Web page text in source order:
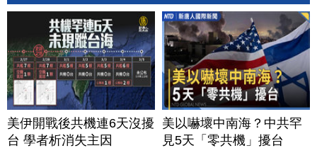
美伊開戰後共機連6天沒擾
台 學者析消失主因
美以嚇壞中南海？中共罕
見5天「零共機」擾台